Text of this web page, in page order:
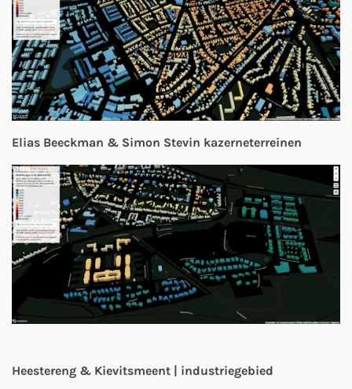
Elias Beeckman & Simon Stevin kazerneterreinen
Heestereng & Kievitsmeent | industriegebied